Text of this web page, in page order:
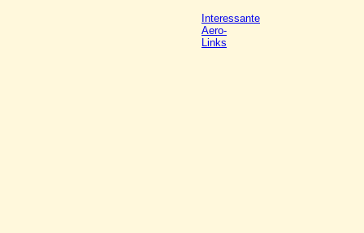
Interessante
Aero-
Links